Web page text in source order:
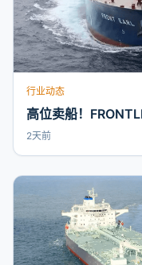
行业动态
高位卖船！
2天前